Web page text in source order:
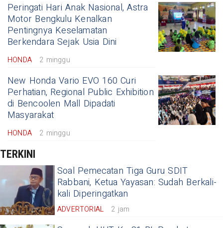
Peringati Hari Anak Nasional, Astra
Motor Bengkulu Kenalkan
Pentingnya Keselamatan
Berkendara Sejak Usia Dini
HONDA 2 minggu
New Honda Vario EVO 160 Curi
Perhatian, Regional Public Exhibition
di Bencoolen Mall Dipadati
Masyarakat
HONDA 2 minggu
TERKINI
Soal Pemecatan Tiga Guru SDIT
Rabbani, Ketua Yayasan: Sudah Berkali-
kali Diperingatkan
ADVERTORIAL 2 jam